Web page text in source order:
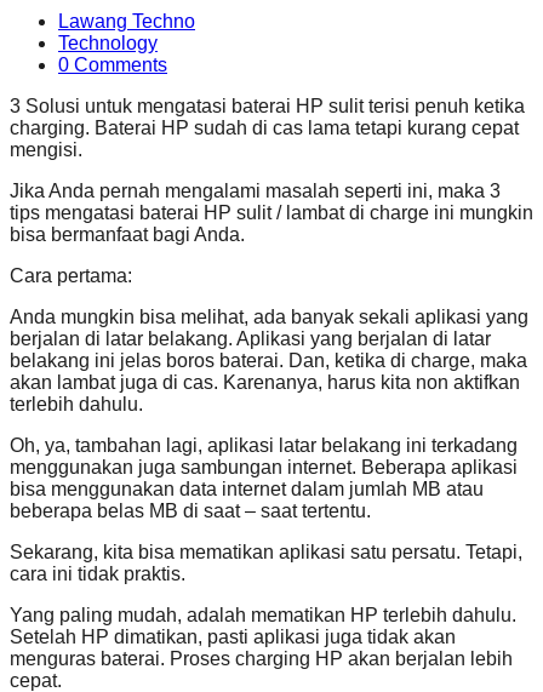
Lawang Techno
Technology
0 Comments
3 Solusi untuk mengatasi baterai HP sulit terisi penuh ketika
charging. Baterai HP sudah di cas lama tetapi kurang cepat
mengisi.
Jika Anda pernah mengalami masalah seperti ini, maka 3
tips mengatasi baterai HP sulit / lambat di charge ini mungkin
bisa bermanfaat bagi Anda.
Cara pertama:
Anda mungkin bisa melihat, ada banyak sekali aplikasi yang
berjalan di latar belakang. Aplikasi yang berjalan di latar
belakang ini jelas boros baterai. Dan, ketika di charge, maka
akan lambat juga di cas. Karenanya, harus kita non aktifkan
terlebih dahulu.
Oh, ya, tambahan lagi, aplikasi latar belakang ini terkadang
menggunakan juga sambungan internet. Beberapa aplikasi
bisa menggunakan data internet dalam jumlah MB atau
beberapa belas MB di saat – saat tertentu.
Sekarang, kita bisa mematikan aplikasi satu persatu. Tetapi,
cara ini tidak praktis.
Yang paling mudah, adalah mematikan HP terlebih dahulu.
Setelah HP dimatikan, pasti aplikasi juga tidak akan
menguras baterai. Proses charging HP akan berjalan lebih
cepat.